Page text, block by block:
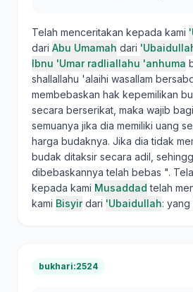
Telah menceritakan kepada kami
dari Abu Umamah dari
Ibnu 'Umar radliallahu 'anhuma
shallallahu 'alaihi wasallam
membebaskan hak kepemilikan
secara berserikat, maka wajib
semuanya jika dia memiliki uang
harga budaknya. Jika dia tidak
budak ditaksir secara adil,
dibebaskannya telah bebas ".
kepada kami Musaddad telah
kami Bisyirdari 'Ubaidullah: yang
bukhari:2524